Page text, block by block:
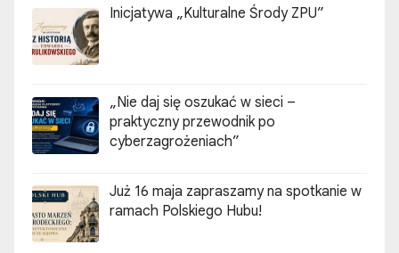
Inicjatywa „Kulturalne Środy ZPU”
„Nie daj się oszukać w sieci –
praktyczny przewodnik po
cyberzagrożeniach”
Już 16 maja zapraszamy na spotkanie w
ramach Polskiego Hubu!